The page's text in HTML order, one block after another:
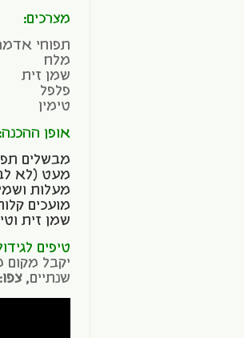
מצרכים:
תפוחי
מלח
שמן זית
פלפל
טימין
אופן ההכנה:
מבשלים
מעלות
מועכים
שמן זית
טיפים
יקבל מקום
שנתיים,צפו: